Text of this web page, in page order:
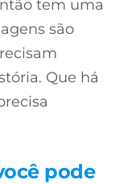
tem uma
são
Que há
pode